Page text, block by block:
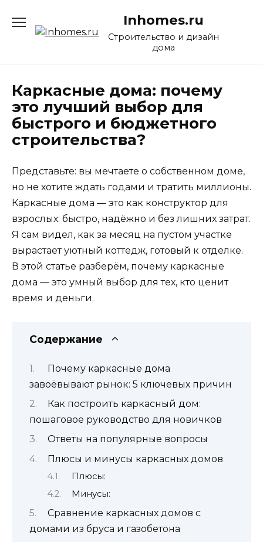
содержанию
Inhomes.ru
Строительство и дизайн
дома
Каркасные дома: почему
это лучший выбор для
быстрого и бюджетного
строительства?
Представьте: вы мечтаете о собственном доме,
но не хотите ждать годами и тратить миллионы.
Каркасные дома — это как конструктор для
взрослых: быстро, надёжно и без лишних затрат.
Я сам видел, как за месяц на пустом участке
вырастает уютный коттедж, готовый к отделке.
В этой статье разберём, почему каркасные
дома — это умный выбор для тех, кто ценит
время и деньги.
Содержание
Почему каркасные дома
завоёвывают рынок: 5 ключевых причин
Как построить каркасный дом:
пошаговое руководство для новичков
Ответы на популярные вопросы
Плюсы и минусы каркасных домов
Плюсы:
Минусы:
Сравнение каркасных домов с
домами из бруса и газобетона